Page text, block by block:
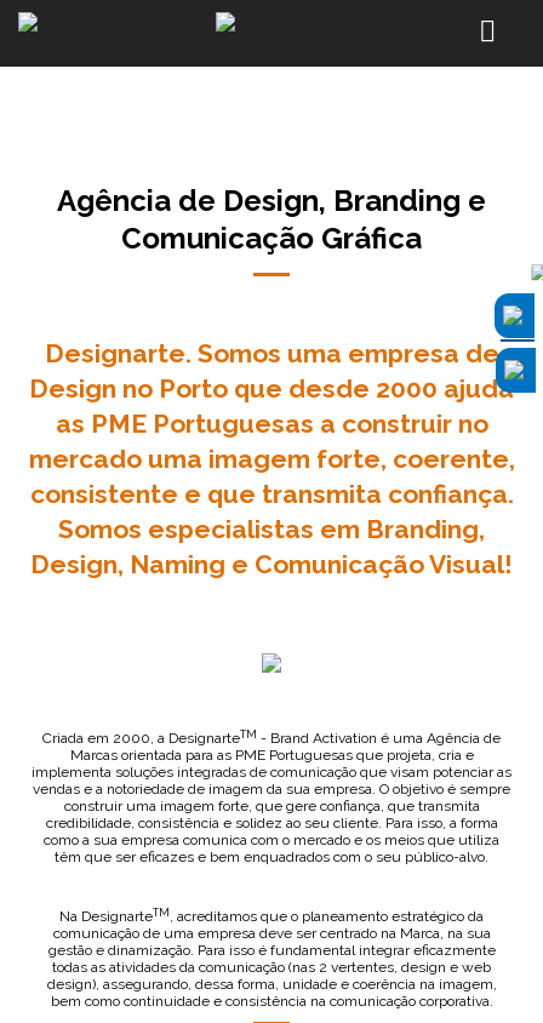
Agência de Design, Branding e
Comunicação Gráfica
Designarte. Somos uma empresa de
Design no Porto que desde 2000 ajuda
as PME Portuguesas a construir no
mercado uma imagem forte, coerente,
consistente e que transmita confiança.
Somos especialistas em Branding,
Design, Naming e Comunicação Visual!
Criada em 2000, a DesignarteTM - Brand Activation é uma Agência de
Marcas orientada para as PME Portuguesas que projeta, cria e
implementa soluções integradas de comunicação que visam potenciar as
vendas e a notoriedade de imagem da sua empresa. O objetivo é sempre
construir uma imagem forte, que gere confiança, que transmita
credibilidade, consistência e solidez ao seu cliente. Para isso, a forma
como a sua empresa comunica com o mercado e os meios que utiliza
têm que ser eficazes e bem enquadrados com o seu público-alvo.
Na DesignarteTM , acreditamos que o planeamento estratégico da
comunicação de uma empresa deve ser centrado na Marca, na sua
gestão e dinamização. Para isso é fundamental integrar eficazmente
todas as atividades da comunicação (nas 2 vertentes, design e web
design), assegurando, dessa forma, unidade e coerência na imagem,
bem como continuidade e consistência na comunicação corporativa.